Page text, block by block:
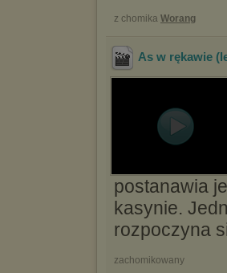
z chomika Worang
As w rękawie
postanawia
kasynie.
rozpoczyna
zachomikowany